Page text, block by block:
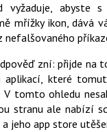
abyste s
mřížky ikon, dává
nefalšovaného
zní: přijde na
které
tomto ohledu
stranu ale nabízí
jeho app store